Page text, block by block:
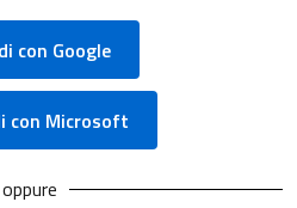
con Google
con Microsoft
oppure